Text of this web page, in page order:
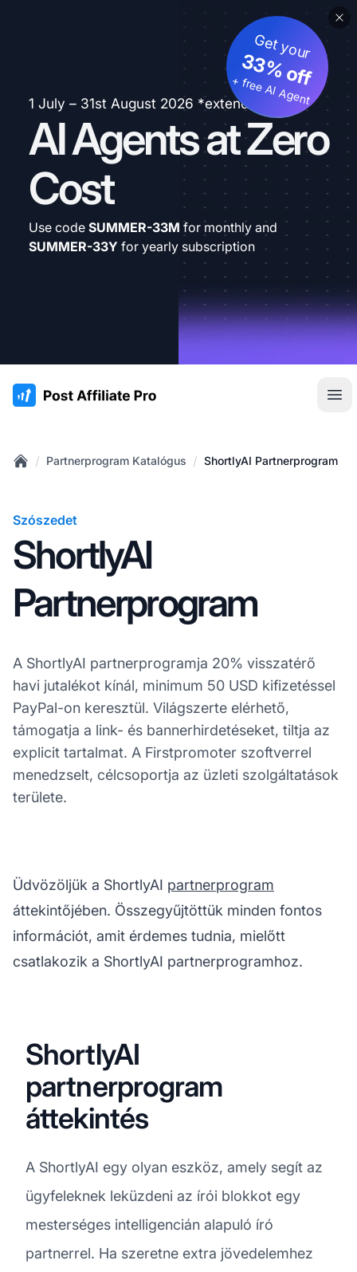
1 July – 31st August 2026 *extended
AI Agents at Zero
Cost
Get your
33% off
+ free AI Agent
Use code SUMMER-33M for monthly and
SUMMER-33Y for yearly subscription
:site.title
/ Partnerprogram Katalógus / ShortlyAI Partnerprogram
Szószedet
ShortlyAI
Partnerprogram
A ShortlyAI partnerprogramja 20% visszatérő
havi jutalékot kínál, minimum 50 USD kifizetéssel
PayPal-on keresztül. Világszerte elérhető,
támogatja a link- és bannerhirdetéseket, tiltja az
explicit tartalmat. A Firstpromoter szoftverrel
menedzselt, célcsoportja az üzleti szolgáltatások
területe.
Üdvözöljük a ShortlyAI partnerprogram
áttekintőjében. Összegyűjtöttük minden fontos
információt, amit érdemes tudnia, mielőtt
csatlakozik a ShortlyAI partnerprogramhoz.
ShortlyAI
partnerprogram
áttekintés
A ShortlyAI egy olyan eszköz, amely segít az
ügyfeleknek leküzdeni az írói blokkot egy
mesterséges intelligencián alapuló író
partnerrel. Ha szeretne extra jövedelemhez